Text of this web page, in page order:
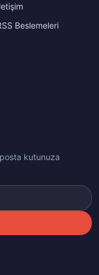
Beslemeleri
kutunuza